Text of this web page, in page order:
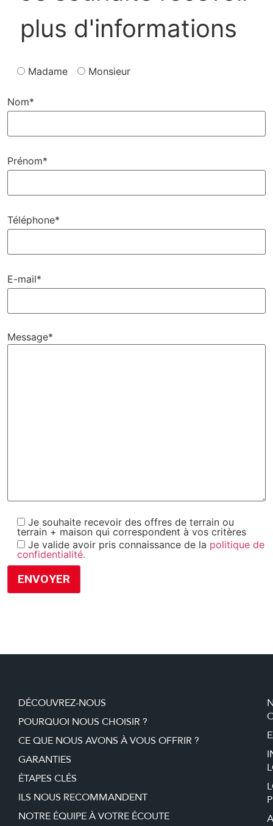
plus d'informations
Madame Monsieur
Nom*
Prénom*
Téléphone*
E-mail*
Message*
Je souhaite recevoir des offres de terrain ou
terrain + maison qui correspondent à vos critères
Je valide avoir pris connaissance de la politique de
confidentialité.
DÉCOUVREZ-NOUS
POURQUOI NOUS CHOISIR ?
CE QUE NOUS AVONS À VOUS OFFRIR ?
GARANTIES
ÉTAPES CLÉS
ILS NOUS RECOMMANDENT
NOTRE ÉQUIPE À VOTRE ÉCOUTE